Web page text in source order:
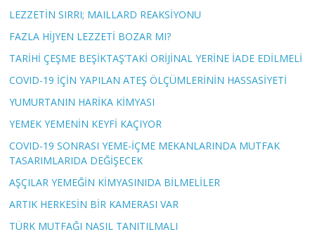
LEZZETİN SIRRI; MAILLARD REAKSİYONU
FAZLA HİJYEN LEZZETİ BOZAR MI?
TARİHİ ÇEŞME BEŞİKTAŞ’TAKİ ORİJİNAL YERİNE İADE EDİLMELİ
COVID-19 İÇİN YAPILAN ATEŞ ÖLÇÜMLERİNİN HASSASİYETİ
YUMURTANIN HARİKA KİMYASI
YEMEK YEMENİN KEYFİ KAÇIYOR
COVID-19 SONRASI YEME-İÇME MEKANLARINDA MUTFAK
TASARIMLARIDA DEĞİŞECEK
AŞÇILAR YEMEĞİN KİMYASINIDA BİLMELİLER
ARTIK HERKESİN BİR KAMERASI VAR
TÜRK MUTFAĞI NASIL TANITILMALI